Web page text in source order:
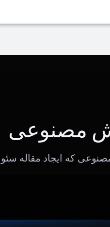
مصنوعی
که ایجاد مقاله سئو